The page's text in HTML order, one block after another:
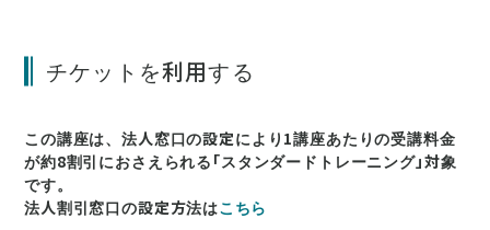
チケットを利用する
この講座は、法人窓口の設定により1講座あたりの受講料金
が約8割引におさえられる「スタンダードトレーニング」対象
です。
法人割引窓口の設定方法はこちら